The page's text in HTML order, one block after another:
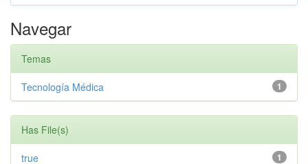
Navegar
Temas
1
Tecnología Médica
Has File(s)
1
true